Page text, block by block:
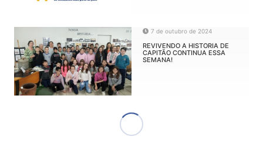
7 de outubro de 2024
REVIVENDO A HISTORIA DE
CAPITÃO CONTINUA ESSA
SEMANA!